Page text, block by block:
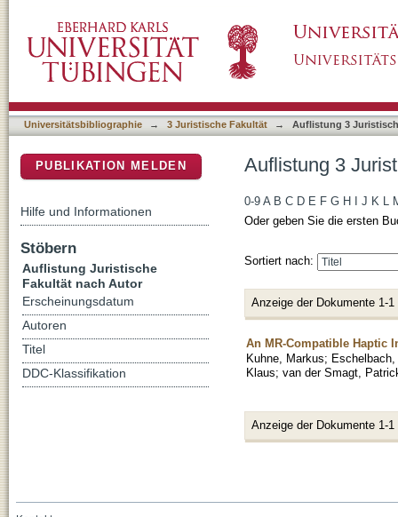
Universitätsbibliographie → 3 Juristische Fakultät → Auflistung 3
Auflistung 3
0-9 A B C D E F G H J K L
Oder geben Sie die ersten
Sortiert nach:
Anzeige der Dokumente 1-1
An MR-Compatible Haptic
Kuhne, Markus;
Klaus; van der Smagt,
Anzeige der Dokumente 1-1
PUBLIKATION MELDEN
Hilfe und Informationen
Stöbern
Auflistung Juristische
Fakultät nach Autor
Erscheinungsdatum
Autoren
Titel
DDC-Klassifikation